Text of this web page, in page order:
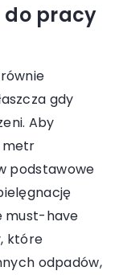
do pracy
gdy
Aby
metr
podstawowe
must-have
które
odpadów,